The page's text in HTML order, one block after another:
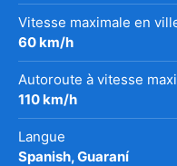
Vitesse maximale en
60 km/h
Autoroute à vitesse
110 km/h
Langue
Spanish, Guaraní